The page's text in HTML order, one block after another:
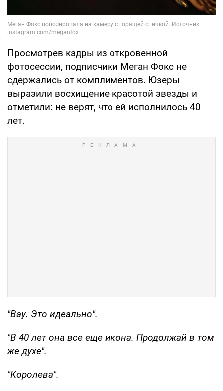
Просмотрев кадры из откровенной
фотосессии, подписчики Меган Фокс не
сдержались от комплиментов. Юзеры
выразили восхищение красотой звезды и
отметили: не верят, что ей исполнилось 40
лет.
"Вау. Это идеально".
"В 40 лет она все еще икона. Продолжай в том
же духе".
"Королева".